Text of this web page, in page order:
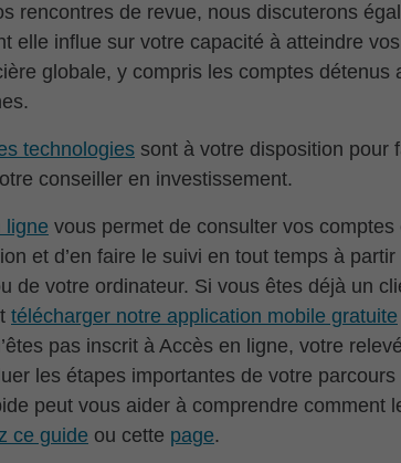
rencontres de revue, nous discuterons
elle influe sur votre capacité à atteindre
globale, y compris les comptes détenus
technologies sont à votre disposition pour
conseiller en investissement.
ligne vous permet de consulter vos comptes
et d’en faire le suivi en tout temps à
de votre ordinateur. Si vous êtes déjà un
télécharger notre application mobile gratuite
pas inscrit à Accès en ligne, votre
les étapes importantes de votre
peut vous aider à comprendre comment
ce guide ou cette page.